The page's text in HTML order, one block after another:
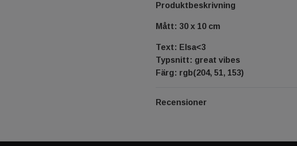
Produktbeskrivning
Mått: 30 x 10 cm
Text: Elsa<3
Typsnitt: great vibes
Färg: rgb(204, 51, 153)
Recensioner